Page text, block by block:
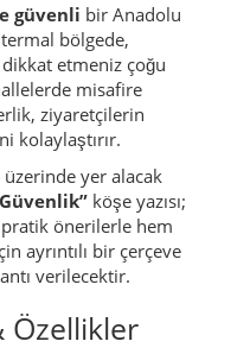
güvenli bir Anadolu
bölgede,
etmeniz çoğu
misafire
ziyaretçilerin
kolaylaştırır.
yer alacak
köşe yazısı;
pratik önerilerle hem
ayrıntılı bir çerçeve
verilecektir.
Özellikler